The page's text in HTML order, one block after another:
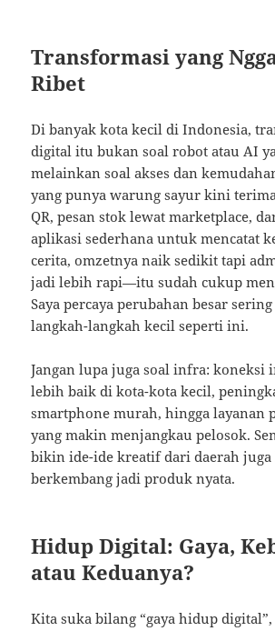
Transformasi yang
Ribet
Di banyak kota kecil di Indonesia,
digital itu bukan soal robot atau AI
melainkan soal akses dan
yang punya warung sayur kini
QR, pesan stok lewat marketplace,
aplikasi sederhana untuk mencatat
cerita, omzetnya naik sedikit tapi
jadi lebih rapi—itu sudah cukup
Saya percaya perubahan besar
langkah-langkah kecil seperti ini.
Jangan lupa juga soal infra: koneksi
lebih baik di kota-kota kecil,
smartphone murah, hingga layanan
yang makin menjangkau pelosok.
bikin ide-ide kreatif dari daerah
berkembang jadi produk nyata.
Hidup Digital: Gaya,
atau Keduanya?
Kita suka bilang “gaya hidup